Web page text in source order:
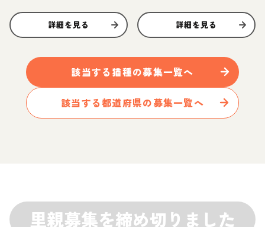
詳細を見る 詳細を見る
該当する 猫種の募集一覧へ
該当する都道府県の募集一覧へ
里親募集を締め切りました